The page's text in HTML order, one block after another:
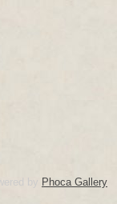
by Phoca Gallery